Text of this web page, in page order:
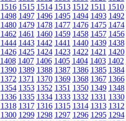
1516 1515 1514 1513 1512 1511 1510
1498 1497 1496 1495 1494 1493 1492
1480 1479 1478 1477 1476 1475 1474
1462 1461 1460 1459 1458 1457 1456
1444 1443 1442 1441 1440 1439 1438
1426 1425 1424 1423 1422 1421 1420
1408 1407 1406 1405 1404 1403 1402
1390 1389 1388 1387 1386 1385 1384
1372 1371 1370 1369 1368 1367 1366
1354 1353 1352 1351 1350 1349 1348
1336 1335 1334 1333 1332 1331 1330
1318 1317 1316 1315 1314 1313 1312
1300 1299 1298 1297 1296 1295 1294